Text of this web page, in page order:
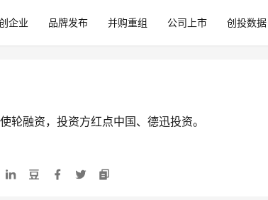
企业 品牌发布 并购重组 公司上市 创投数据
轮融资，投资方红点中国、德迅投资。